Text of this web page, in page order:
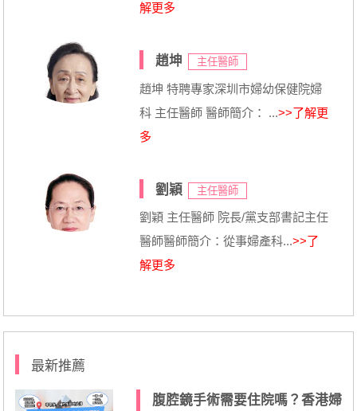
解更多
趙坤 主任醫師
趙坤 特聘專家深圳市婦幼保健院婦
科 主任醫師 醫師簡介： ...>>了解更
多
劉穎 主任醫師
劉穎 主任醫師 院長/黨支部書記主任
醫師醫師簡介：從事婦產科...>>了
解更多
最新推薦
腹腔鏡手術需要住院嗎？香港婦